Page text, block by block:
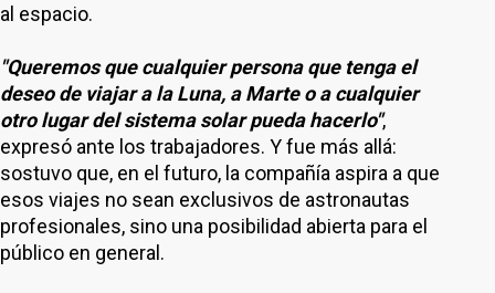
al espacio.
"Queremos que cualquier persona que tenga el
deseo de viajar a la Luna, a Marte o a cualquier
otro lugar del sistema solar pueda hacerlo",
expresó ante los trabajadores. Y fue más allá:
sostuvo que, en el futuro, la compañía aspira a que
esos viajes no sean exclusivos de astronautas
profesionales, sino una posibilidad abierta para el
público en general.